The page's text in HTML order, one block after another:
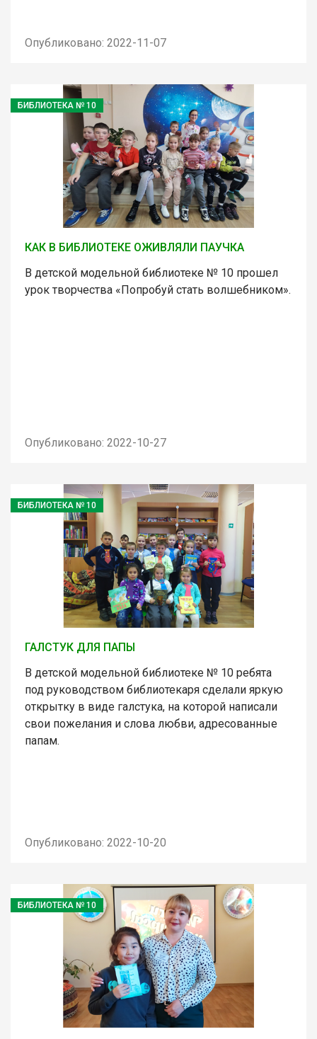
Опубликовано: 2022-11-07
БИБЛИОТЕКА № 10
КАК В БИБЛИОТЕКЕ ОЖИВЛЯЛИ ПАУЧКА
В детской модельной библиотеке № 10 прошел
урок творчества «Попробуй стать волшебником».
Опубликовано: 2022-10-27
БИБЛИОТЕКА № 10
ГАЛСТУК ДЛЯ ПАПЫ
В детской модельной библиотеке № 10 ребята
под руководством библиотекаря сделали яркую
открытку в виде галстука, на которой написали
свои пожелания и слова любви, адресованные
папам.
Опубликовано: 2022-10-20
БИБЛИОТЕКА № 10